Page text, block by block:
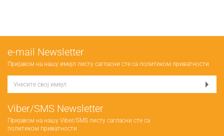
е-mail Newsletter
Пријавом на нашу имејл листу сагласни сте са политиком приватности
Viber/SMS Newsletter
Пријавом на нашу Viber/SMS листу сагласни сте са
политиком приватности